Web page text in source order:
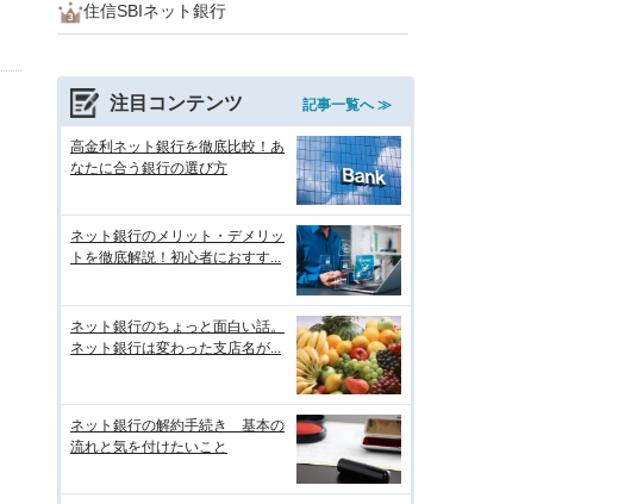
住信SBIネット銀行
注目コンテンツ 記事一覧へ ≫
高金利ネット銀行を徹底比較！あ
なたに合う銀行の選び方
ネット銀行のメリット・デメリッ
トを徹底解説！初心者におすす...
ネット銀行のちょっと面白い話。
ネット銀行は変わった支店名が...
ネット銀行の解約手続き 基本の
流れと気を付けたいこと